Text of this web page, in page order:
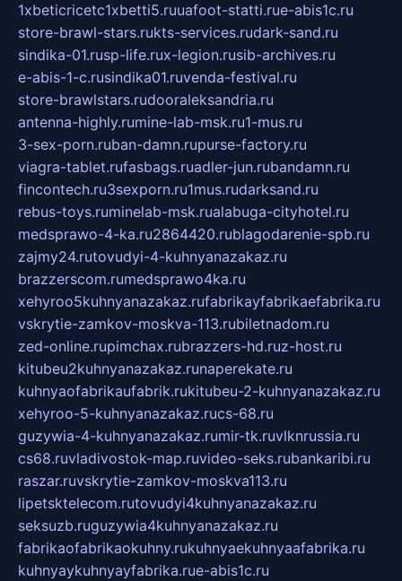
1xbeticricetc1xbetti5.ruuafoot-statti.rue-abis1c.ru
store-brawl-stars.rukts-services.rudark-sand.ru
sindika-01.rusp-life.rux-legion.rusib-archives.ru
e-abis-1-c.rusindika01.ruvenda-festival.ru
store-brawlstars.rudooraleksandria.ru
antenna-highly.rumine-lab-msk.ru1-mus.ru
3-sex-porn.ruban-damn.rupurse-factory.ru
viagra-tablet.rufasbags.ruadler-jun.rubandamn.ru
fincontech.ru3sexporn.ru1mus.rudarksand.ru
rebus-toys.ruminelab-msk.rualabuga-cityhotel.ru
medsprawo-4-ka.ru2864420.rublagodarenie-spb.ru
zajmy24.rutovudyi-4-kuhnyanazakaz.ru
brazzerscom.rumedsprawo4ka.ru
xehyroo5kuhnyanazakaz.rufabrikayfabrikaefabrika.ru
vskrytie-zamkov-moskva-113.rubiletnadom.ru
zed-online.rupimchax.rubrazzers-hd.ruz-host.ru
kitubeu2kuhnyanazakaz.runaperekate.ru
kuhnyaofabrikaufabrik.rukitubeu-2-kuhnyanazakaz.ru
xehyroo-5-kuhnyanazakaz.rucs-68.ru
guzywia-4-kuhnyanazakaz.rumir-tk.ruvlknrussia.ru
cs68.ruvladivostok-map.ruvideo-seks.rubankaribi.ru
raszar.ruvskrytie-zamkov-moskva113.ru
lipetsktelecom.rutovudyi4kuhnyanazakaz.ru
seksuzb.ruguzywia4kuhnyanazakaz.ru
fabrikaofabrikaokuhny.rukuhnyaekuhnyaafabrika.ru
kuhnyaykuhnyayfabrika.rue-abis1c.ru